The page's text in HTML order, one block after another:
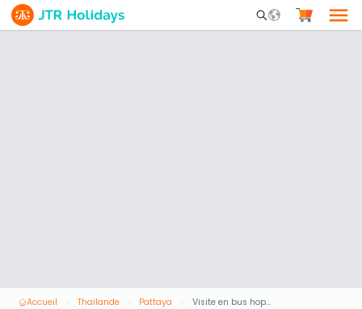
Mobile Search
Accueil Thaïlande Pattaya Visite en bus hop-on hop-off à Pattaya